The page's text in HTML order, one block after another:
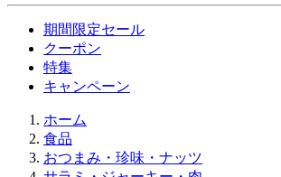
期間限定セール
クーポン
特集
キャンペーン
ホーム
食品
おつまみ・珍味・ナッツ